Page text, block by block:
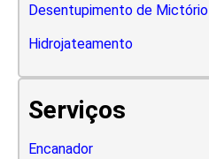
Desentupimento de Mictório
Hidrojateamento
Serviços
Encanador